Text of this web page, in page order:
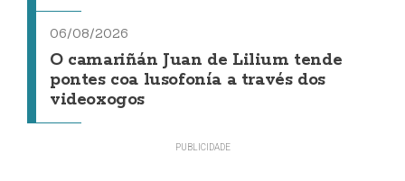
06/08/2026
O camariñán Juan de Lilium tende
pontes coa lusofonía a través dos
videoxogos